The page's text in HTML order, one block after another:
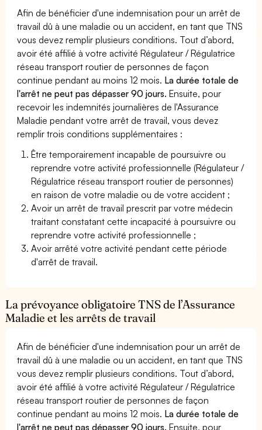
Afin de bénéficier d'une indemnisation pour un arrêt de
travail dû à une maladie ou un accident, en tant que TNS
vous devez remplir plusieurs conditions. Tout d’abord,
avoir été affilié à votre activité Régulateur / Régulatrice
réseau transport routier de personnes de façon
continue pendant au moins 12 mois. La durée totale de
l'arrêt ne peut pas dépasser 90 jours. Ensuite, pour
recevoir les indemnités journalières de l'Assurance
Maladie pendant votre arrêt de travail, vous devez
remplir trois conditions supplémentaires :
Être temporairement incapable de poursuivre ou
reprendre votre activité professionnelle (Régulateur /
Régulatrice réseau transport routier de personnes)
en raison de votre maladie ou de votre accident ;
Avoir un arrêt de travail prescrit par votre médecin
traitant constatant cette incapacité à poursuivre ou
reprendre votre activité professionnelle ;
Avoir arrêté votre activité pendant cette période
d'arrêt de travail.
La prévoyance obligatoire TNS de l’Assurance
Maladie et les arrêts de travail
Afin de bénéficier d'une indemnisation pour un arrêt de
travail dû à une maladie ou un accident, en tant que TNS
vous devez remplir plusieurs conditions. Tout d’abord,
avoir été affilié à votre activité Régulateur / Régulatrice
réseau transport routier de personnes de façon
continue pendant au moins 12 mois. La durée totale de
l'arrêt ne peut pas dépasser 90 jours. Ensuite, pour